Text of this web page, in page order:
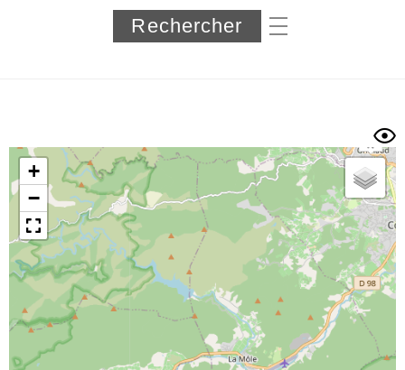
Département
Longueur min/max
Trier par
Horodatage Photos
+
−